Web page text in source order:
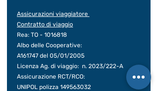
Assicurazioni viaggiatore
Contratto di viaggio
Rea: TO - 1016818
Albo delle Cooperative:
A161747 del 05/01/2005
Licenza Ag. di viaggio: n. 2023/222-A
Assicurazione RCT/RCO:
UNIPOL polizza 149563032